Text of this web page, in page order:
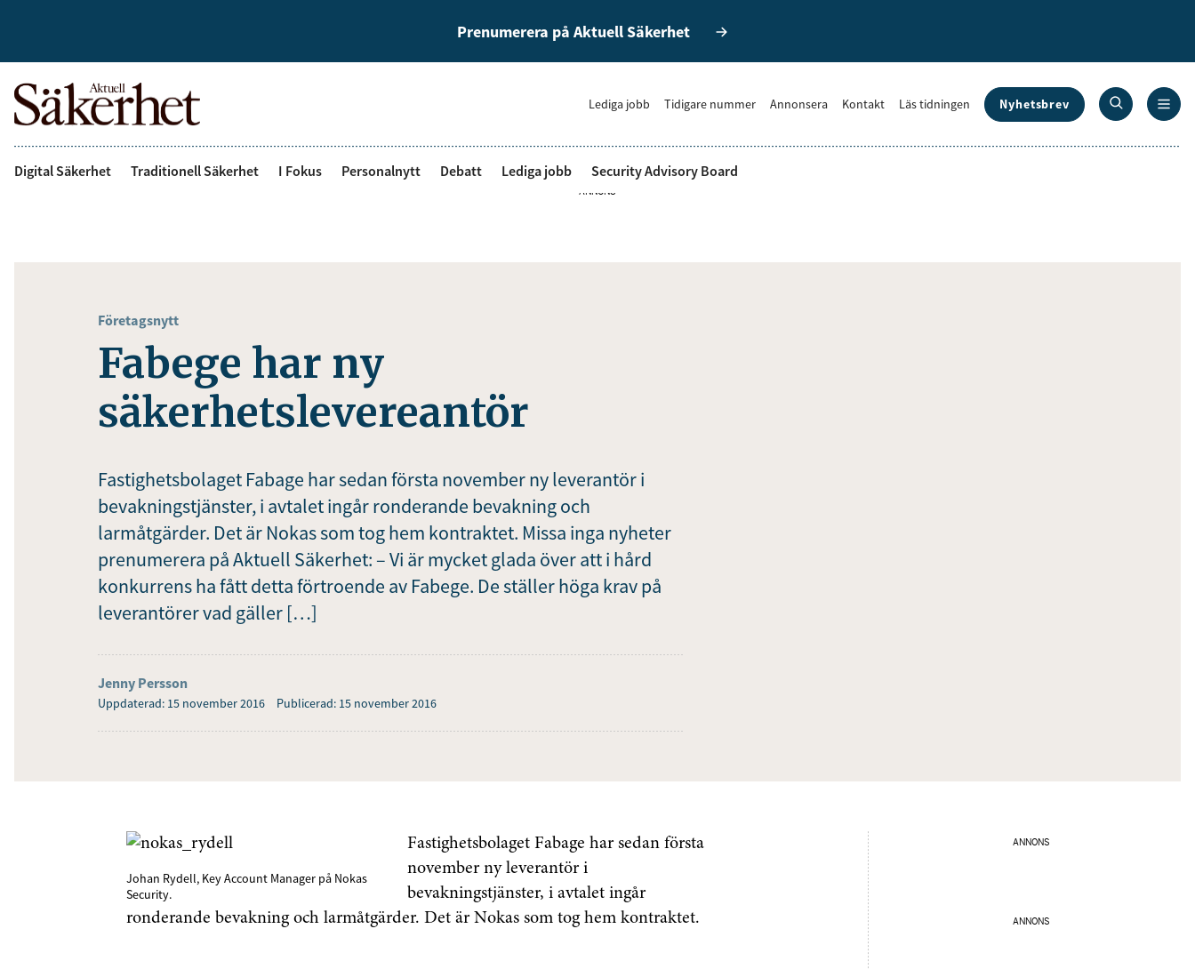
Prenumerera på Aktuell Säkerhet
Lediga jobb Tidigare nummer Annonsera Kontakt Läs tidningen Nyhetsbrev
Digital Säkerhet Traditionell Säkerhet I Fokus Personalnytt Debatt Lediga jobb Security Advisory Board
ANNONS
Företagsnytt
Fabege har ny
säkerhetslevereantör
Fastighetsbolaget Fabage har sedan första november ny leverantör i
bevakningstjänster, i avtalet ingår ronderande bevakning och
larmåtgärder. Det är Nokas som tog hem kontraktet. Missa inga nyheter
prenumerera på Aktuell Säkerhet: – Vi är mycket glada över att i hård
konkurrens ha fått detta förtroende av Fabege. De ställer höga krav på
leverantörer vad gäller […]
Jenny Persson
Uppdaterad: 15 november 2016 Publicerad: 15 november 2016
Johan Rydell, Key Account Manager på Nokas
Security.
Fastighetsbolaget Fabage har sedan första
november ny leverantör i
bevakningstjänster, i avtalet ingår
ronderande bevakning och larmåtgärder. Det är Nokas som tog hem kontraktet.
ANNONS
ANNONS